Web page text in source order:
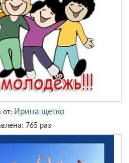
от: Ирина щетко
765 раз